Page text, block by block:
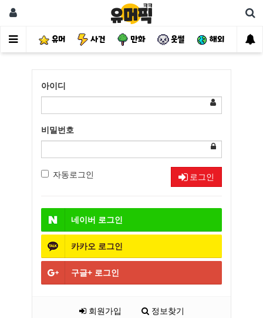
유머 사건 만화 웃썰 해외 핫
아이디
비밀번호
자동로그인 로그인
네이버 로그인
카카오 로그인
구글+ 로그인
회원가입 정보찾기